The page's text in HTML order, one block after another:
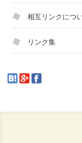
相互リンクにつ
リンク集